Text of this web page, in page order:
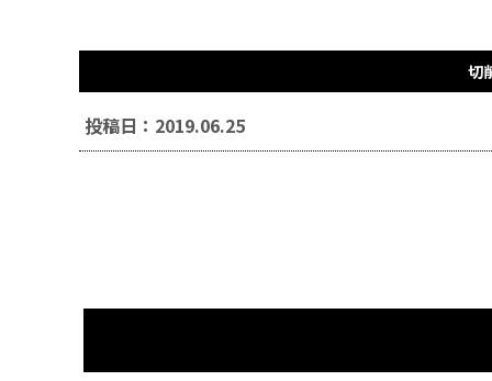
切
投稿日：2019.06.25